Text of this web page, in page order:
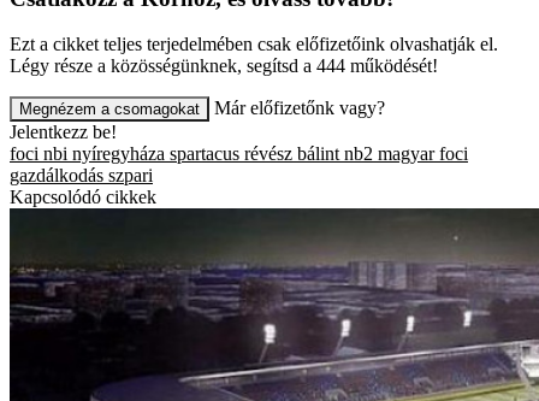
Ezt a cikket teljes terjedelmében csak előfizetőink olvashatják el.
Légy része a közösségünknek, segítsd a 444 működését!
Megnézem a csomagokat
Már előfizetőnk vagy?
Jelentkezz be!
foci nbi nyíregyháza spartacus révész bálint nb2 magyar foci
gazdálkodás szpari
Kapcsolódó cikkek